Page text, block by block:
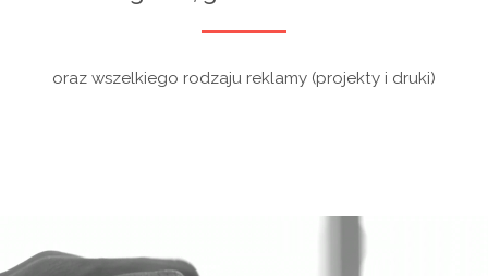
oraz wszelkiego rodzaju reklamy (projekty i druki)